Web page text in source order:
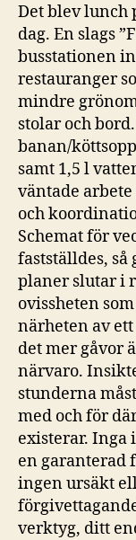
Det blev lunch
dag. En slags
busstationen
restauranger
mindre
stolar och
banan/
samt 1,5 l
väntade
och
Schemat för
fastställdes, så
planer slutar i
ovissheten
närheten av
det mer gåvor
närvaro.
stunderna
med och för
existerar. Inga
en garanterad
ingen ursäkt
verktyg, ditt